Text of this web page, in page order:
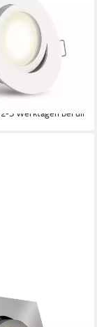
schwenkbar
GU10 3W
Neutralweiß
149,95 €
3 Werktagen bei dir